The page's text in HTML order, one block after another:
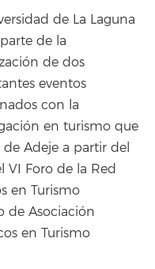
de La Laguna
de la
de dos
eventos
con la
en turismo que
Adeje a partir del
VI Foro de la Red
en Turismo
de Asociación
en Turismo